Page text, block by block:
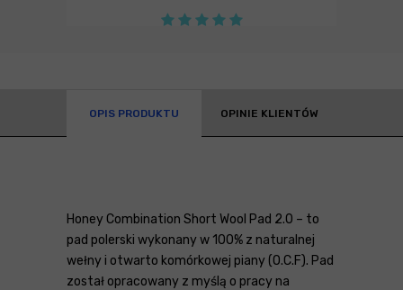
OPIS PRODUKTU OPINIE KLIENTÓW
Honey Combination Short Wool Pad 2.0 – to
pad polerski wykonany w 100% z naturalnej
wełny i otwarto komórkowej piany (O.C.F). Pad
został opracowany z myślą o pracy na